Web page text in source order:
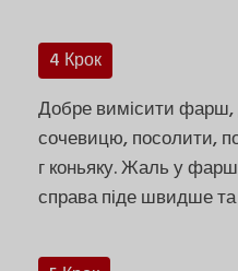
4 Крок
Добре вимісити фарш,
сочевицю, посолити,
г коньяку. Жаль у
справа піде швидше